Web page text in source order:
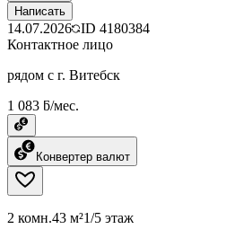
Написать
14.07.2026 ID 4180384
Контактное лицо
рядом с г. Витебск
1 083 ƃ/мес.
Конвертер валют
2 комн.43 м²1/5 этаж